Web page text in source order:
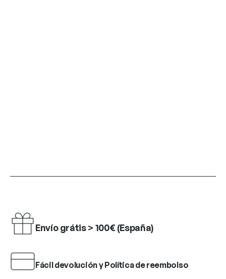
Envío grátis > 100€ (España)
Fácil devolución y Política de reembolso